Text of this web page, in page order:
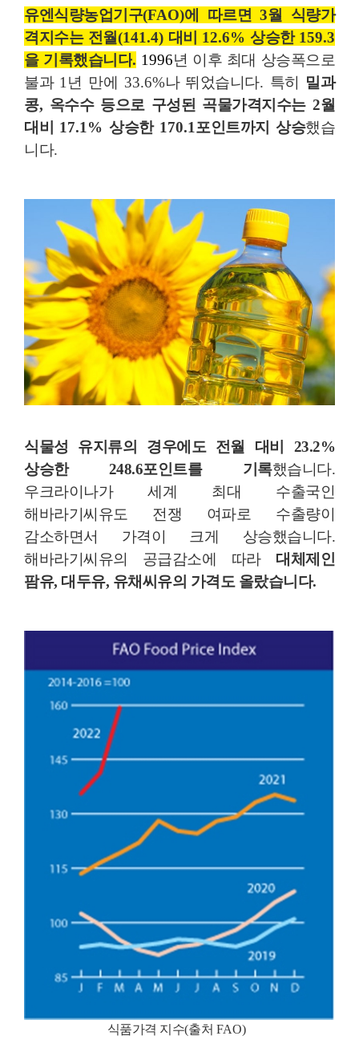
유엔식량농업기구(FAO)에 따르면 3월 식량가
격지수는 전월(141.4) 대비 12.6% 상승한 159.3
을 기록했습니다. 1996년 이후 최대 상승폭으로
불과 1년 만에 33.6%나 뛰었습니다. 특히 밀과
콩, 옥수수 등으로 구성된 곡물가격지수는 2월
대비 17.1% 상승한 170.1포인트까지 상승했습
니다.
식물성 유지류의 경우에도 전월 대비 23.2%
상승한 248.6포인트를 기록했습니다.
우크라이나가 세계 최대 수출국인
해바라기씨유도 전쟁 여파로 수출량이
감소하면서 가격이 크게 상승했습니다.
해바라기씨유의 공급감소에 따라 대체제인
팜유, 대두유, 유채씨유의 가격도 올랐습니다.
식품가격 지수(출처 FAO)